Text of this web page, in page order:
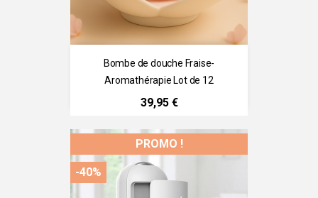
Bombe de douche Fraise-
Aromathérapie Lot de 12
Prix
39,95 €
PROMO !
-40%